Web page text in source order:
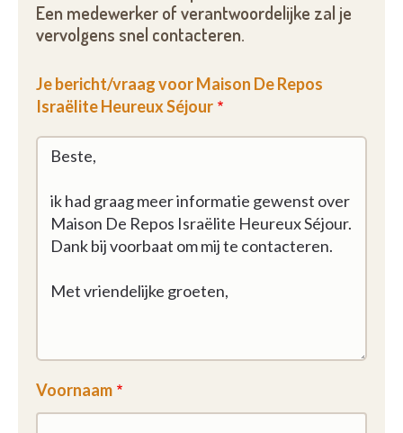
Een medewerker of verantwoordelijke zal je
vervolgens snel contacteren.
Je bericht/vraag voor Maison De Repos
Israëlite Heureux Séjour
Voornaam